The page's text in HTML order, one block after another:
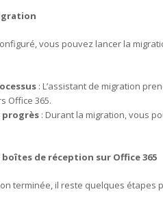
vous pouvez lancer la
: L’assistant de migration
Office 365.
progrès : Durant la migration, vous
boîtes de réception sur Office 365
terminée, il reste quelques étapes